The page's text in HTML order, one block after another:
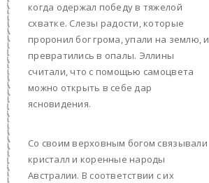
когда одержал победу в тяжелой
схватке. Слезы радости, которые
проронил бог грома, упали на землю, и
превратились в опалы. Эллины
считали, что с помощью самоцвета
можно открыть в себе дар
ясновидения.
Со своим верховным богом связывали
кристалл и коренные народы
Австралии. В соответствии с их